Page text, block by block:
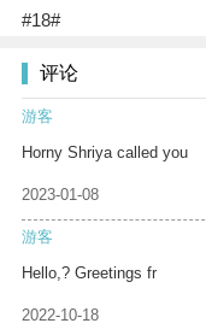
#18#
评论
游客
Horny Shriya called you
2023-01-08
游客
Hello,? Greetings fr
2022-10-18